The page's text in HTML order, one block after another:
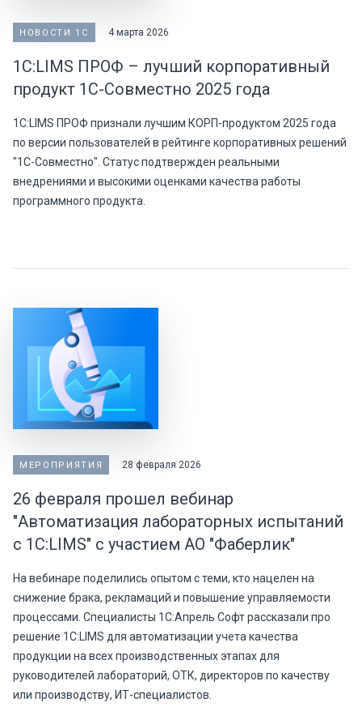
НОВОСТИ 1С 4 марта 2026
1С:LIMS ПРОФ – лучший корпоративный
продукт 1С-Совместно 2025 года
1С:LIMS ПРОФ признали лучшим КОРП-продуктом 2025 года
по версии пользователей в рейтинге корпоративных решений
"1С-Совместно". Статус подтвержден реальными
внедрениями и высокими оценками качества работы
программного продукта.
МЕРОПРИЯТИЯ 28 февраля 2026
26 февраля прошел вебинар
"Автоматизация лабораторных испытаний
с 1С:LIMS" с участием АО "Фаберлик"
На вебинаре поделились опытом с теми, кто нацелен на
снижение брака, рекламаций и повышение управляемости
процессами. Специалисты 1С:Апрель Софт рассказали про
решение 1С:LIMS для автоматизации учета качества
продукции на всех производственных этапах для
руководителей лабораторий, ОТК, директоров по качеству
или производству, ИТ-специалистов.